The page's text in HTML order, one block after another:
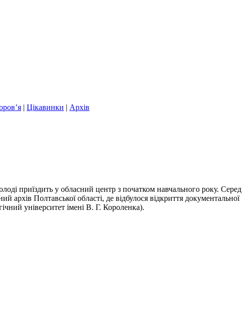
| Цікавинки | Архів
приїздить у обласний центр з початком навчального року. Серед
Полтавської області, де відбулося відкриття документальної
університет імені В. Г. Короленка).